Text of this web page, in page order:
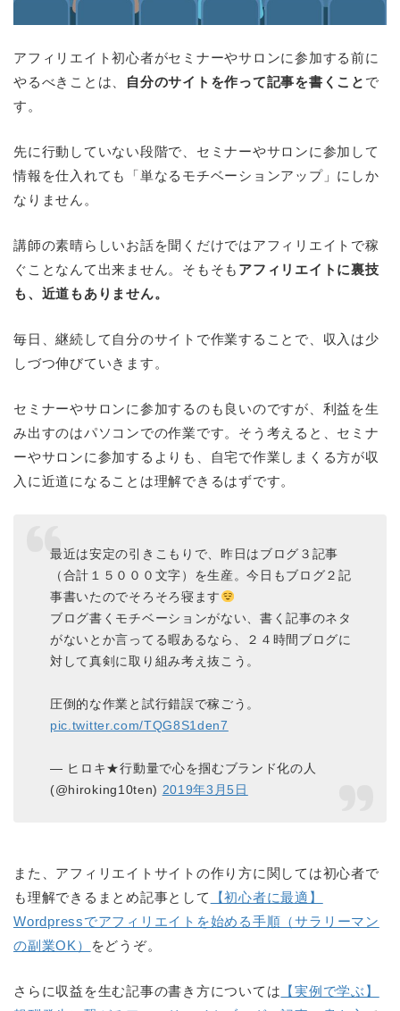
アフィリエイト初心者がセミナーやサロンに参加する前に
やるべきことは、
自分のサイトを作って記事を書くこと で
す。
先に行動していない段階で、セミナーやサロンに参加して
情報を仕入れても「単なるモチベーションアップ」にしか
なりません。
講師の素晴らしいお話を聞くだけではアフィリエイトで稼
ぐことなんて出来ません。そもそも アフィリエイトに裏技
も、近道もありません。
毎日、継続して自分のサイトで作業することで、収入は少
しづつ伸びていきます。
セミナーやサロンに参加するのも良いのですが、利益を生
み出すのはパソコンでの作業です。そう考えると、セミナ
ーやサロンに参加するよりも、自宅で作業しまくる方が収
入に近道になることは理解できるはずです。
最近は安定の引きこもりで、昨日はブログ３記事
（合計１５０００文字）を生産。今日もブログ２記
事書いたのでそろそろ寝ます
ブログ書くモチベーションがない、書く記事のネタ
がないとか言ってる暇あるなら、２４時間ブログに
対して真剣に取り組み考え抜こう。
圧倒的な作業と試行錯誤で稼ごう。
pic.twitter.com/TQG8S1den7
— ヒロキ★行動量で心を掴むブランド化の人
(@hiroking10ten) 2019年3月5日
また、アフィリエイトサイトの作り方に関しては初心者で
も理解できるまとめ記事として
【初心者に最適】
Wordpressでアフィリエイトを始める手順（サラリーマン
の副業OK）
をどうぞ。
さらに収益を生む記事の書き方については 【実例で学ぶ】